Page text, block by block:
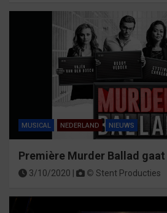
MUSICAL NEDERLAND NIEUWS
Première Murder Ballad
3/10/2020 | © Stent Producties